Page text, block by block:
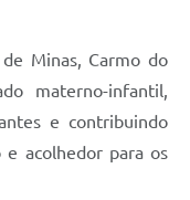
Minas, Carmo do
materno-infantil,
e contribuindo
acolhedor para os